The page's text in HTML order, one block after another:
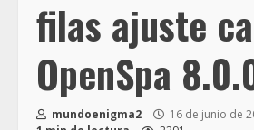
filas ajuste
OpenSpa
mundoenigma2
16 de junio de